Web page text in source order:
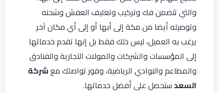
والتي تتضمن فك وتركيب وتغليف العفش وشحنه
وتوصيله أيضا من مكة إلى أبها أو إلى أي مكان آخر
يرغب به العميل، ليس ذلك فقط بل إنها تقدم خدماتها
إلى المؤسسات والشركات والمولات التجارية والفنادق
والمطاعم والنوادي الرياضية، وفور تواصلك معشركة
السعدستحصل على أفضل خدماتها.